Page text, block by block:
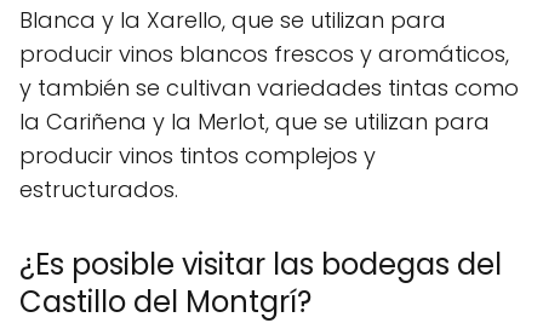
Blanca y la Xarello, que se utilizan para
producir vinos blancos frescos y aromáticos,
y también se cultivan variedades tintas como
la Cariñena y la Merlot, que se utilizan para
producir vinos tintos complejos y
estructurados.
¿Es posible visitar las bodegas del
Castillo del Montgrí?